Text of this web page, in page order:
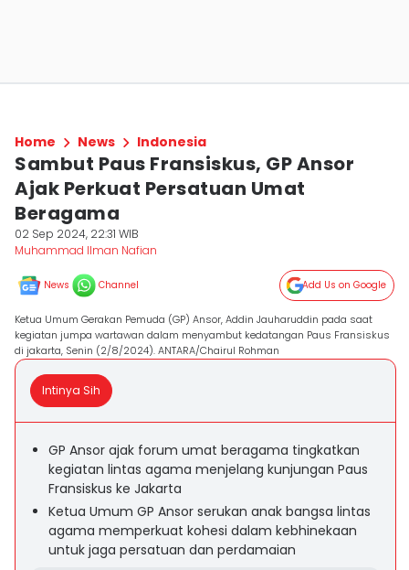
Home News Indonesia
Sambut Paus Fransiskus, GP Ansor
Ajak Perkuat Persatuan Umat
Beragama
02 Sep 2024, 22:31 WIB
Muhammad Ilman Nafian
News Channel Add Us on Google
Ketua Umum Gerakan Pemuda (GP) Ansor, Addin Jauharuddin pada saat
kegiatan jumpa wartawan dalam menyambut kedatangan Paus Fransiskus
di jakarta, Senin (2/8/2024). ANTARA/Chairul Rohman
Intinya Sih
GP Ansor ajak forum umat beragama tingkatkan
kegiatan lintas agama menjelang kunjungan Paus
Fransiskus ke Jakarta
Ketua Umum GP Ansor serukan anak bangsa lintas
agama memperkuat kohesi dalam kebhinekaan
untuk jaga persatuan dan perdamaian